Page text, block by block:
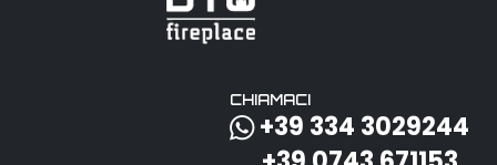
CHIAMACI
+39 334 3029244